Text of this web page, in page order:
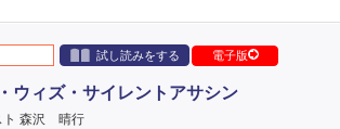
試し読みをする 電子版
ウィズ・サイレントアサシン
ト 森沢 晴行